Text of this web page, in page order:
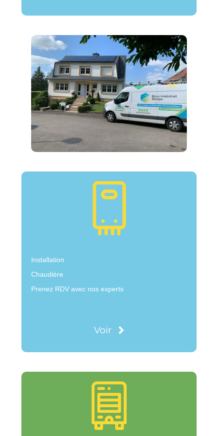
Installation
Chaudière
Prenez RDV avec nos experts
Voir